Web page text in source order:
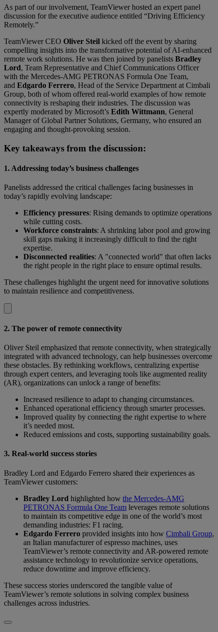
As part of our involvement, TeamViewer hosted an expert panel
discussion for the executive audience entitled “Driving Efficiency
Remotely.”
TeamViewer CEO Oliver Steil kicked off the event by sharing
compelling insights into the transformative potential of AI-enhanced
remote work solutions. He was then joined by panelists Bradley
Lord, Team Representative and Chief Communications Officer
with the Mercedes-AMG PETRONAS Formula One Team,
and Edgardo Ferrero, Head of the Service Department at Cimbali
Group, both of whom offered real-world examples of how remote
connectivity is reshaping their industries. The discussion was
expertly moderated by Microsoft’s Edith Wittmann, General
Manager of Global Partner Solutions, Germany, who ensured an
engaging and thought-provoking session.
Key takeaways from the discussion:
1. Addressing today’s business challenges
Panelists addressed the critical challenges facing businesses in
today’s rapidly evolving landscape:
Efficiency pressures: Rising demands to optimize operations
while cutting costs.
Workforce constraints: A shrinking labor pool and growing
skill gaps making it increasingly difficult to find the right
expertise.
Disconnected realities: A "connected world" that often lacks
the right people in the right place to ensure optimal results.
These challenges highlight the urgent need for innovative solutions
to maintain resilience and competitiveness.
2. The power of remote connectivity
Oliver Steil emphasized that remote connectivity, when strategically
integrated with advanced technology, can help businesses overcome
these obstacles. By rethinking workflows, centralizing expertise
through expert centers, and leveraging tools like augmented reality
(AR), organizations can unlock a range of benefits:
Increased resilience to adapt to changing circumstances.
Enhanced operational efficiency through smarter processes.
Improved quality by connecting the right expertise to where
it’s needed most.
Reduced emissions and costs, supporting sustainability goals.
3. Real-world success stories
Bradley Lord and Edgardo Ferrero shared their experiences as
TeamViewer customers:
Bradley Lord highlighted how the Mercedes-AMG
PETRONAS Formula One Team leverages remote solutions
to maintain its competitive edge in one of the world’s most
demanding industries: F1 racing.
Edgardo Ferrero provided insights into how Cimbali Group,
an Italian manufacturer of espresso machines, uses
TeamViewer’s remote connectivity and AR-powered remote
assistance technology to revolutionize service operations,
reduce downtime and improve efficiency.
These success stories underscored the tangible value of
TeamViewer’s remote solutions in solving complex business
challenges across industries.